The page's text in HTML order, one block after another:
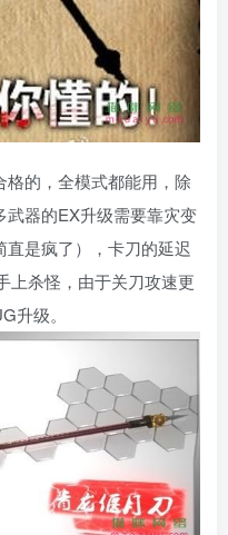
的，全模式都能用，除
器的EX升级需要靠灾变
是疯了），卡刀的延迟
上杀怪，由于关刀攻速更
升级。